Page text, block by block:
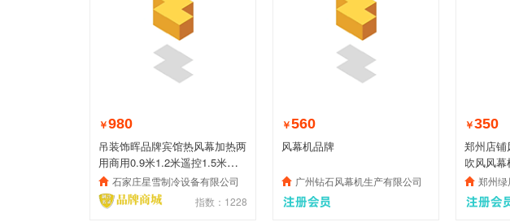
￥980
吊装饰晖品牌宾馆热风幕加热两
用商用0.9米1.2米遥控1.5米电
热风帘机
石家庄星雪制冷设备有限公司
指数：1228
￥560
风幕机品牌
广州钻石风幕机生产有限公司
￥350
郑州店
吹风风幕
郑州绿